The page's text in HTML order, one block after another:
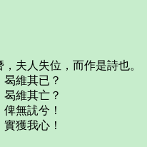
夫人失位，而作是詩也。
維其已？
維其亡？
無訧兮！
獲我心！